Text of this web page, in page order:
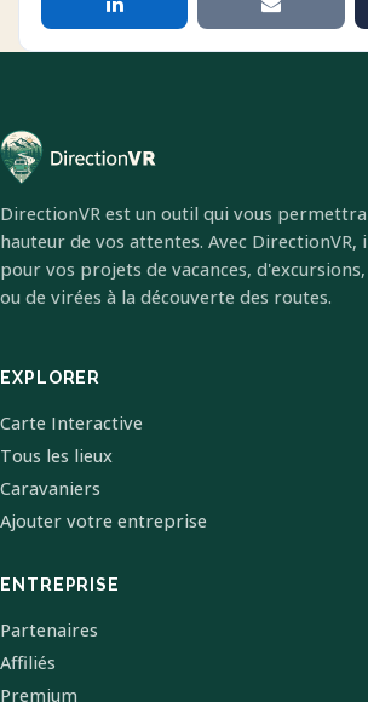
DirectionVR est un outil qui vous
hauteur de vos attentes. Avec DirectionVR,
pour vos projets de vacances,
ou de virées à la découverte des routes.
EXPLORER
Carte Interactive
Tous les lieux
Caravaniers
Ajouter votre entreprise
ENTREPRISE
Partenaires
Affiliés
Premium